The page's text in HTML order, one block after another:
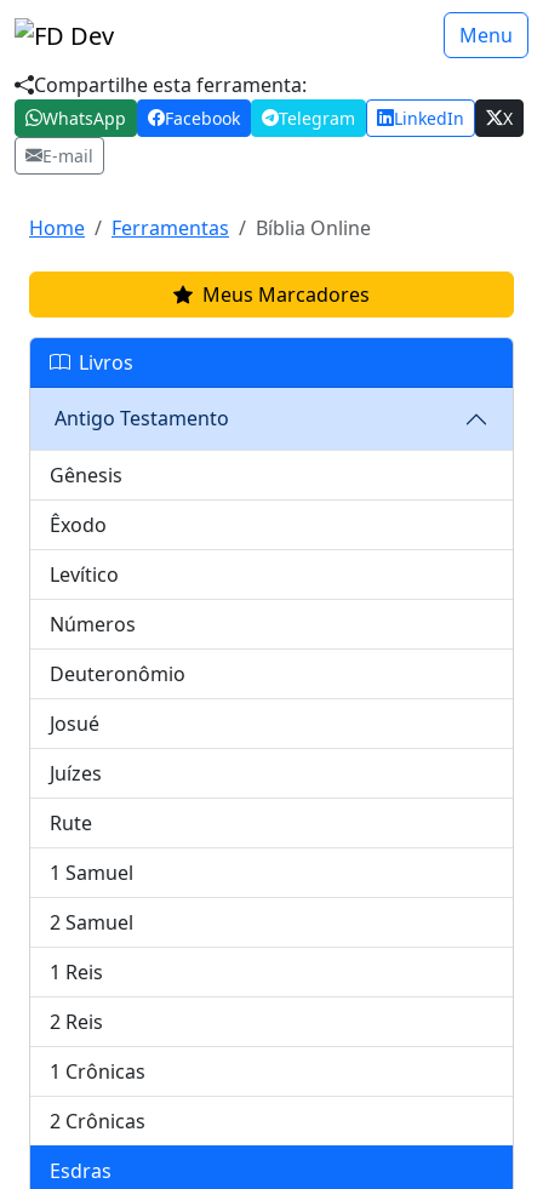
Menu
Compartilhe esta ferramenta:
WhatsApp Facebook Telegram LinkedIn
X
E-mail
Home Ferramentas Bíblia Online
Meus Marcadores
Livros
Antigo Testamento
Gênesis
Êxodo
Levítico
Números
Deuteronômio
Josué
Juízes
Rute
1 Samuel
2 Samuel
1 Reis
2 Reis
1 Crônicas
2 Crônicas
Esdras